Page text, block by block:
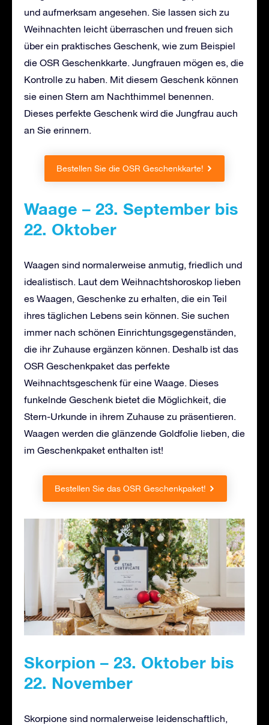
und aufmerksam angesehen. Sie lassen sich zu
Weihnachten leicht überraschen und freuen sich
über ein praktisches Geschenk, wie zum Beispiel
die OSR Geschenkkarte. Jungfrauen mögen es, die
Kontrolle zu haben. Mit diesem Geschenk können
sie einen Stern am Nachthimmel benennen.
Dieses perfekte Geschenk wird die Jungfrau auch
an Sie erinnern.
Bestellen Sie die OSR Geschenkkarte!
Waage – 23. September bis
22. Oktober
Waagen sind normalerweise anmutig, friedlich und
idealistisch. Laut dem Weihnachtshoroskop lieben
es Waagen, Geschenke zu erhalten, die ein Teil
ihres täglichen Lebens sein können. Sie suchen
immer nach schönen Einrichtungsgegenständen,
die ihr Zuhause ergänzen können. Deshalb ist das
OSR Geschenkpaket das perfekte
Weihnachtsgeschenk für eine Waage. Dieses
funkelnde Geschenk bietet die Möglichkeit, die
Stern-Urkunde in ihrem Zuhause zu präsentieren.
Waagen werden die glänzende Goldfolie lieben, die
im Geschenkpaket enthalten ist!
Bestellen Sie das OSR Geschenkpaket!
Skorpion – 23. Oktober bis
22. November
Skorpione sind normalerweise leidenschaftlich,